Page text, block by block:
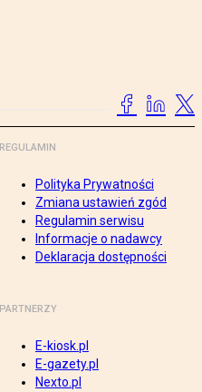
REGULAMIN
Polityka Prywatności
Zmiana ustawień zgód
Regulamin serwisu
Informacje o nadawcy
Deklaracja dostępności
PARTNERZY
E-kiosk.pl
E-gazety.pl
Nexto.pl